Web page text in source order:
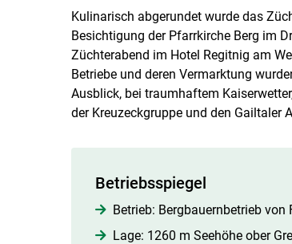
Kulinarisch abgerundet wurde das
Besichtigung der Pfarrkirche Berg im
Züchterabend im Hotel Regitnig am
Betriebe und deren Vermarktung
Ausblick, bei traumhaftem
der Kreuzeckgruppe und den Gailtaler
Betriebsspiegel
Betrieb: Bergbauernbetrieb
Lage: 1260 m Seehöhe ober